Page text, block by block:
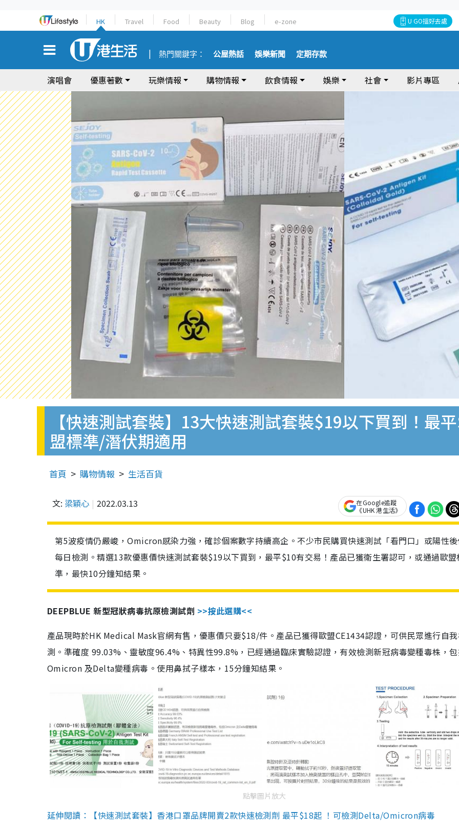
HK Travel Food Beauty Blog e-zone U GO搵好去處
熱門關鍵字： 公屋熱話 娛樂新聞 定期存款
演唱會 優惠著數 玩樂情報 購物情報 飲食情報 娛樂 社會 影片專區
【快速測試套裝】13大快速測試套裝$19以下買到！最
盟標準/潛伏期適用
首頁 購物情報 生活百貨
文: 梁穎心 2022.03.13
在Google追蹤
《UHK 港生活》
第5波疫情仍嚴峻，Omicron感染力強，確診個案數字持續高企。不少市民購買快速測試「看門口」或陽性
每日檢測。精選13款優惠價快速測試套裝$19以下買到，最平$10有交易！產品已獲衛生署認可，或通過歐盟
準，最快10分鐘知結果。
DEEPBLUE 新型冠狀病毒抗原檢測試劑 >>按此選購<<
產品現時於HK Medical Mask官網有售，優惠價只要$18/件。產品已獲得歐盟CE1434認證，可供民眾進行自
測。準確度 99.03%、靈敏度96.4%、特異性99.8%，已經通過臨床實驗認證，有效檢測新冠病毒變種毒株，
Omicron 及Delta變種病毒。使用鼻拭子樣本，15分鐘知結果。
點擊圖片放大
延伸閱讀：【快速測試套裝】香港口罩品牌開賣2款快速檢測劑 最平$18起 ！可檢測Delta/Omicron病毒